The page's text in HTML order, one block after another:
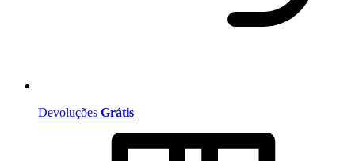
Devoluções Grátis